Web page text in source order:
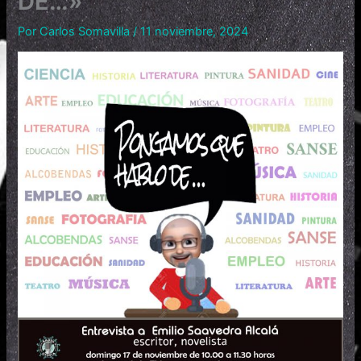
PorCarlos Somavilla/11 noviembre, 2024